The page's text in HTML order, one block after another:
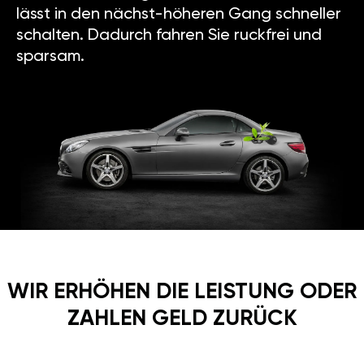
lässt in den nächst-höheren Gang schneller
schalten. Dadurch fahren Sie ruckfrei und
sparsam.
WIR ERHÖHEN DIE LEISTUNG ODER
ZAHLEN GELD ZURÜCK